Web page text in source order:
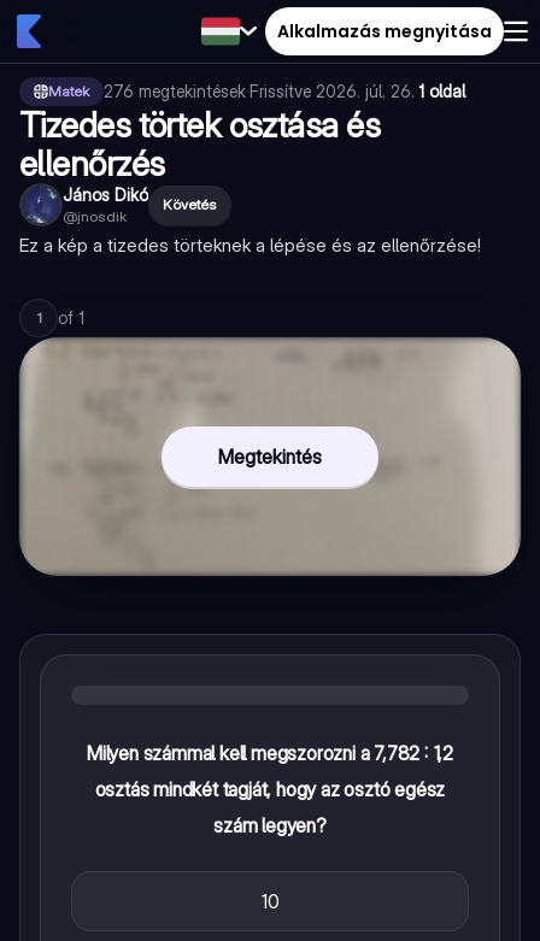
Alkalmazás megnyitása
Matek 276 megtekintések·Frissítve 2026. júl. 26.·1 oldal
Tizedes törtek osztása és
ellenőrzés
János Dikó
@jnosdik
Követés
Ez a kép a tizedes törteknek a lépése és az ellenőrzése!
1 of 1
Megtekintés
Milyen számmal kell megszorozni a 7,782 : 1,2
osztás mindkét tagját, hogy az osztó egész
szám legyen?
10